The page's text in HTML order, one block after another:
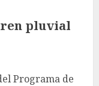
pluvial
Programa de